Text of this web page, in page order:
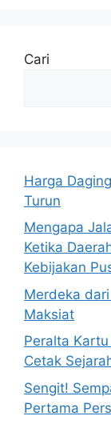
Cari
Harga
Turun
Mengapa
Ketika
Kebijakan
Merdeka
Maksiat
Peralta
Cetak
Sengit!
Pertama